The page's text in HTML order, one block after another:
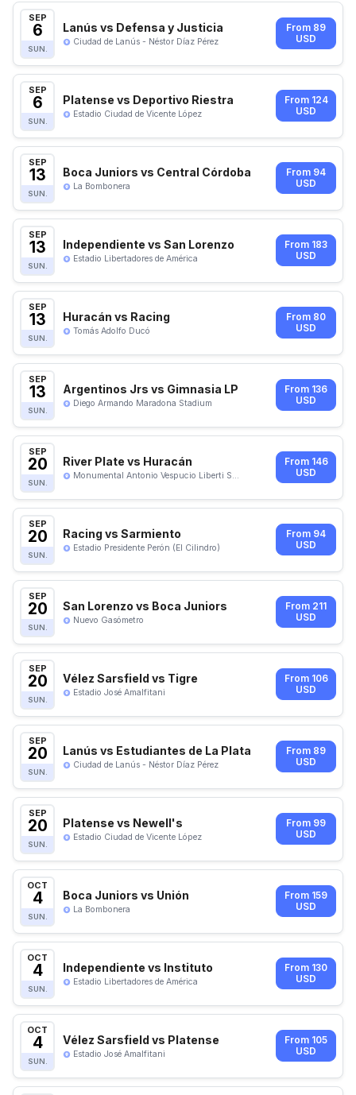
SEP
6
SUN.
Lanús vs Defensa y Justicia
Ciudad de Lanús - Néstor Díaz Pérez
From 89
USD
SEP
6
SUN.
Platense vs Deportivo Riestra
Estadio Ciudad de Vicente López
From 124
USD
SEP
13
SUN.
Boca Juniors vs Central Córdoba
La Bombonera
From 94
USD
SEP
13
SUN.
Independiente vs San Lorenzo
Estadio Libertadores de América
From 183
USD
SEP
13
SUN.
Huracán vs Racing
Tomás Adolfo Ducó
From 80
USD
SEP
13
SUN.
Argentinos Jrs vs Gimnasia LP
Diego Armando Maradona Stadium
From 136
USD
SEP
20
SUN.
River Plate vs Huracán
Monumental Antonio Vespucio Liberti S...
From 146
USD
SEP
20
SUN.
Racing vs Sarmiento
Estadio Presidente Perón (El Cilindro)
From 94
USD
SEP
20
SUN.
San Lorenzo vs Boca Juniors
Nuevo Gasómetro
From 211
USD
SEP
20
SUN.
Vélez Sarsfield vs Tigre
Estadio José Amalfitani
From 106
USD
SEP
20
SUN.
Lanús vs Estudiantes de La Plata
Ciudad de Lanús - Néstor Díaz Pérez
From 89
USD
SEP
20
SUN.
Platense vs Newell's
Estadio Ciudad de Vicente López
From 99
USD
OCT
4
SUN.
Boca Juniors vs Unión
La Bombonera
From 159
USD
OCT
4
SUN.
Independiente vs Instituto
Estadio Libertadores de América
From 130
USD
OCT
4
SUN.
Vélez Sarsfield vs Platense
Estadio José Amalfitani
From 105
USD